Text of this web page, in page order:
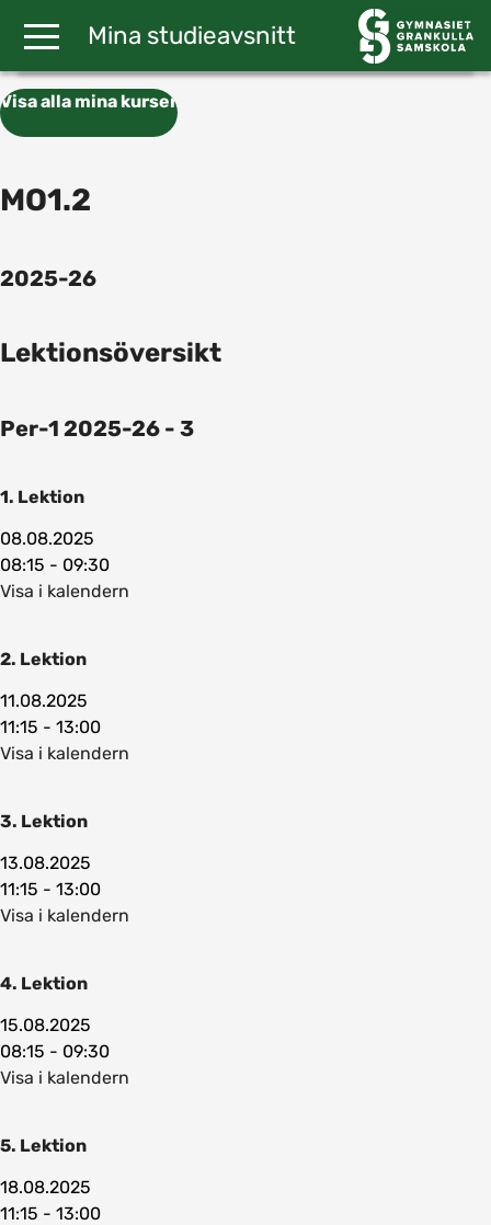
Mina studieavsnitt
Visa alla mina kurser
MO1.2
2025-26
Lektionsöversikt
Per-1 2025-26 - 3
1. Lektion
08.08.2025
08:15 - 09:30
Visa i kalendern
2. Lektion
11.08.2025
11:15 - 13:00
Visa i kalendern
3. Lektion
13.08.2025
11:15 - 13:00
Visa i kalendern
4. Lektion
15.08.2025
08:15 - 09:30
Visa i kalendern
5. Lektion
18.08.2025
11:15 - 13:00